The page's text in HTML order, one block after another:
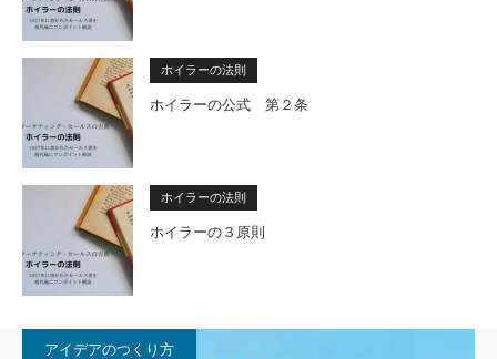
ホイラーの法則
ホイラーの公式 第２条
ホイラーの法則
ホイラーの３原則
アイデアのつくり方